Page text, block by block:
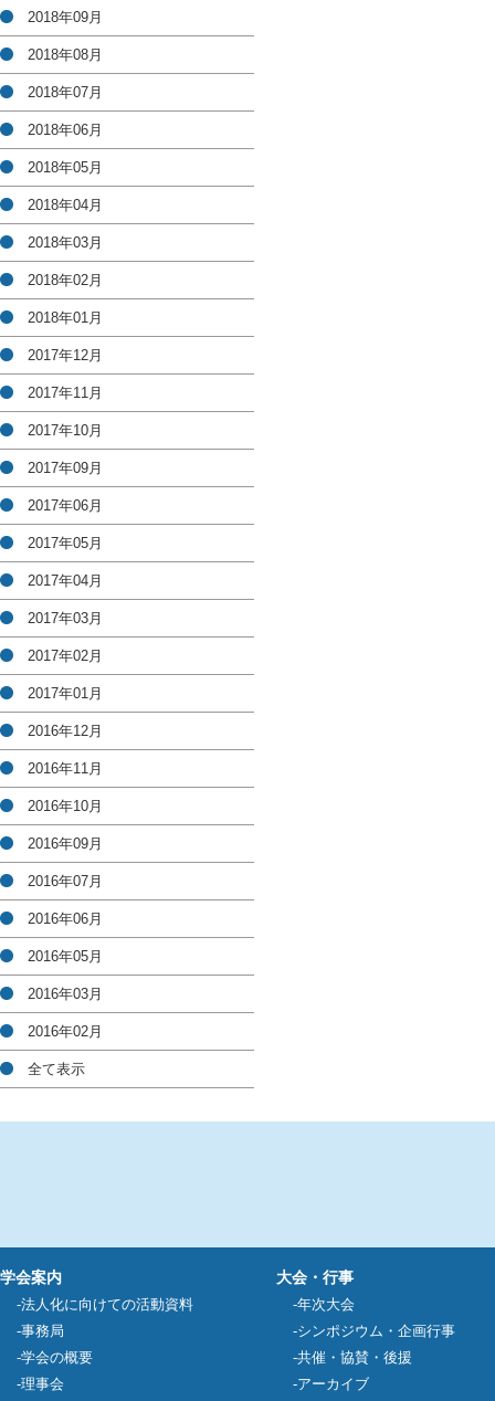
2018年09月
2018年08月
2018年07月
2018年06月
2018年05月
2018年04月
2018年03月
2018年02月
2018年01月
2017年12月
2017年11月
2017年10月
2017年09月
2017年06月
2017年05月
2017年04月
2017年03月
2017年02月
2017年01月
2016年12月
2016年11月
2016年10月
2016年09月
2016年07月
2016年06月
2016年05月
2016年03月
2016年02月
全て表示
学会案内
法人化に向けての活動資料
事務局
学会の概要
理事会
大会・行事
年次大会
シンポジウム・企画行事
共催・協賛・後援
アーカイブ